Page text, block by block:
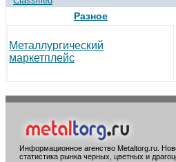
Разное
Металлургический
маркетплейс
Информационное агенство Metaltorg.ru.
статистика рынка черных, цветных и